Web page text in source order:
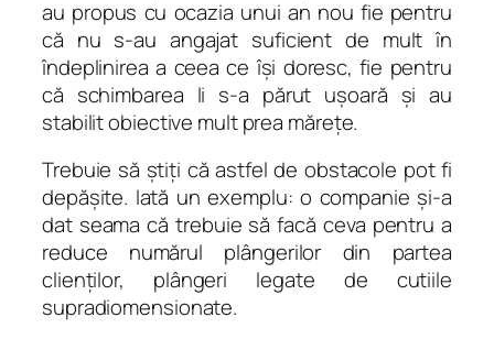
au propus cu ocazia unui an nou fie pentru
că nu s-au angajat suficient de mult în
îndeplinirea a ceea ce îşi doresc, fie pentru
că schimbarea li s-a părut uşoară şi au
stabilit obiective mult prea măreţe.
Trebuie să ştiţi că astfel de obstacole pot fi
depăşite. Iată un exemplu: o companie şi-a
dat seama că trebuie să facă ceva pentru a
reduce numărul plângerilor din partea
clienţilor, plângeri legate de cutiile
supradiomensionate.